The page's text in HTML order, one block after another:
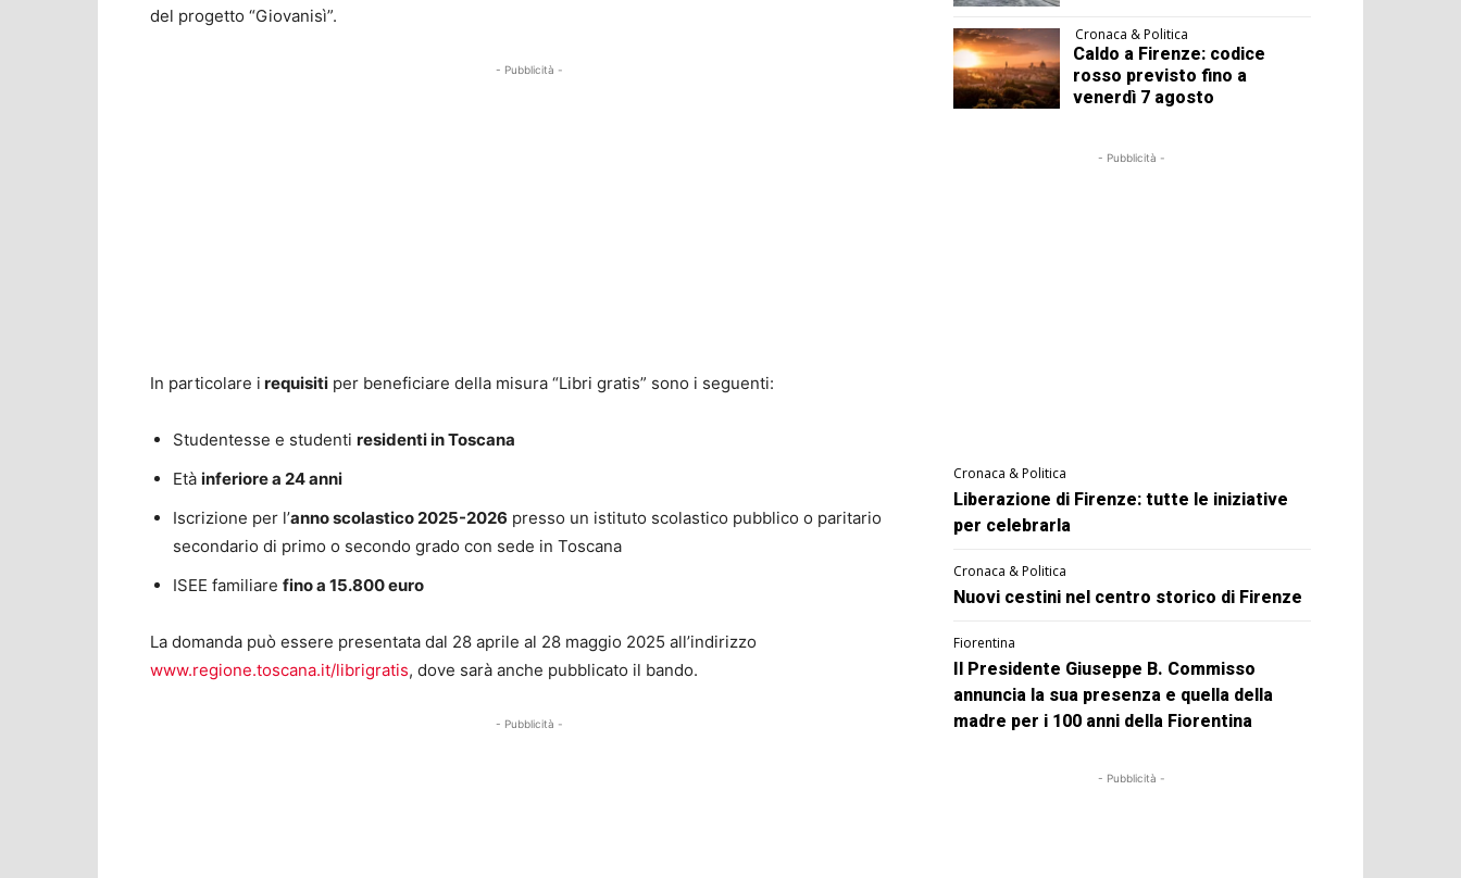
del progetto “Giovanisì”.
- Pubblicità -
In particolare i requisiti per beneficiare della misura “Libri gratis” sono i seguenti:
Studentesse e studenti residenti in Toscana
Età inferiore a 24 anni
Iscrizione per l’anno scolastico 2025-2026 presso un istituto scolastico pubblico o paritario
secondario di primo o secondo grado con sede in Toscana
ISEE familiare fino a 15.800 euro
La domanda può essere presentata dal 28 aprile al 28 maggio 2025 all’indirizzo
www.regione.toscana.it/librigratis, dove sarà anche pubblicato il bando.
- Pubblicità -
Cronaca & Politica
Caldo a Firenze: codice
rosso previsto fino a
venerdì 7 agosto
- Pubblicità -
Cronaca & Politica
Liberazione di Firenze: tutte le iniziative
per celebrarla
Cronaca & Politica
Nuovi cestini nel centro storico di Firenze
Fiorentina
Il Presidente Giuseppe B. Commisso
annuncia la sua presenza e quella della
madre per i 100 anni della Fiorentina
- Pubblicità -